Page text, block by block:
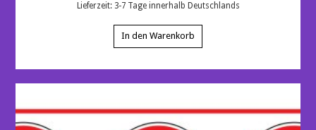
Lieferzeit: 3-7 Tage innerhalb Deutschlands
In den Warenkorb